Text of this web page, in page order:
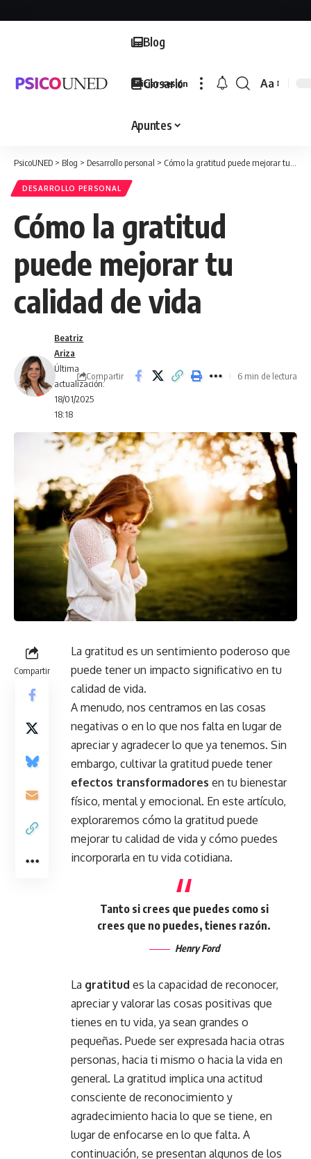
Blog
Glosario
Apuntes
Iniciar sesión
Font
Aa
PsicoUNED > Blog > Desarrollo personal > Cómo la gratitud puede mejorar tu calidad de vida
DESARROLLO PERSONAL
Cómo la gratitud
puede mejorar tu
calidad de vida
Última
actualización:
18/01/2025
18:18
Beatriz
Ariza
Compartir 6 min de lectura
Compartir
La gratitud es un sentimiento poderoso que
puede tener un impacto significativo en tu
calidad de vida.
A menudo, nos centramos en las cosas
negativas o en lo que nos falta en lugar de
apreciar y agradecer lo que ya tenemos. Sin
embargo, cultivar la gratitud puede tener
efectos transformadores en tu bienestar
físico, mental y emocional. En este artículo,
exploraremos cómo la gratitud puede
mejorar tu calidad de vida y cómo puedes
incorporarla en tu vida cotidiana.
Tanto si crees que puedes como si
crees que no puedes, tienes razón.
Henry Ford
La gratitud es la capacidad de reconocer,
apreciar y valorar las cosas positivas que
tienes en tu vida, ya sean grandes o
pequeñas. Puede ser expresada hacia otras
personas, hacia ti mismo o hacia la vida en
general. La gratitud implica una actitud
consciente de reconocimiento y
agradecimiento hacia lo que se tiene, en
lugar de enfocarse en lo que falta. A
continuación, se presentan algunos de los